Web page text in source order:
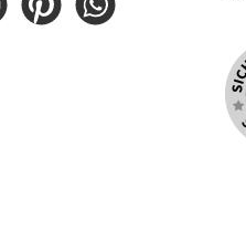
PinterestWhatsApp